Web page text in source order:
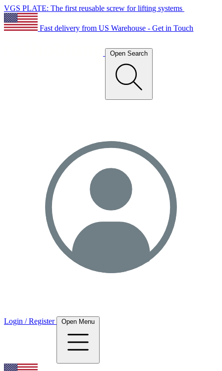
VGS PLATE: The first reusable screw for lifting systems
Fast delivery from US Warehouse - Get in Touch
Open Search
Login / Register Open Menu